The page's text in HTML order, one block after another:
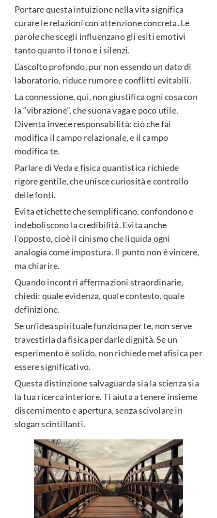
Portare questa intuizione nella vita significa
curare le relazioni con attenzione concreta. Le
parole che scegli influenzano gli esiti emotivi
tanto quanto il tono e i silenzi.
L’ascolto profondo, pur non essendo un dato di
laboratorio, riduce rumore e conflitti evitabili.
La connessione, qui, non giustifica ogni cosa con
la “vibrazione”, che suona vaga e poco utile.
Diventa invece responsabilità: ciò che fai
modifica il campo relazionale, e il campo
modifica te.
Parlare di Veda e fisica quantistica richiede
rigore gentile, che unisce curiosità e controllo
delle fonti.
Evita etichette che semplificano, confondono e
indeboliscono la credibilità. Evita anche
l’opposto, cioè il cinismo che liquida ogni
analogia come impostura. Il punto non è vincere,
ma chiarire.
Quando incontri affermazioni straordinarie,
chiedi: quale evidenza, quale contesto, quale
definizione.
Se un’idea spirituale funziona per te, non serve
travestirla da fisica per darle dignità. Se un
esperimento è solido, non richiede metafisica per
essere significativo.
Questa distinzione salvaguarda sia la scienza sia
la tua ricerca interiore. Ti aiuta a tenere insieme
discernimento e apertura, senza scivolare in
slogan scintillanti.